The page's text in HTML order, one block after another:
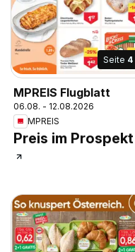
Seite 4
MPREIS Flugblatt
06.08. - 12.08.2026
MPREIS
Preis im Prospekt